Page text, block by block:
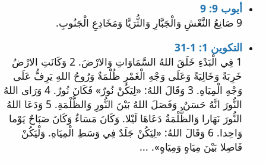
أيوب 9: 9
9 صَانِعُ النَّعْشِ وَالْجَبَّارِ وَالثُّرَيَّا وَمَخَادِعِ الْجَنُوبِ.
التكوين 1: 1-31
1 فِي الْبَدْءِ خَلَقَ اللهُ السَّمَاوَاتِ وَالارْضَ. 2 وَكَانَتِ الارْضُ
خَرِبَةً وَخَالِيَةً وَعَلَى وَجْهِ الْغَمْرِ ظُلْمَةٌ وَرُوحُ اللهِ يَرِفُّ عَلَى
وَجْهِ الْمِيَاهِ. 3 وَقَالَ اللهُ: «لِيَكُنْ نُورٌ» فَكَانَ نُورٌ. 4 وَرَاى اللهُ
النُّورَ انَّهُ حَسَنٌ. وَفَصَلَ اللهُ بَيْنَ النُّورِ وَالظُّلْمَةِ. 5 وَدَعَا اللهُ
النُّورَ نَهَارا وَالظُّلْمَةُ دَعَاهَا لَيْلا. وَكَانَ مَسَاءٌ وَكَانَ صَبَاحٌ يَوْما
وَاحِدا. 6 وَقَالَ اللهُ: «لِيَكُنْ جَلَدٌ فِي وَسَطِ الْمِيَاهِ. وَلْيَكُنْ
فَاصِلا بَيْنَ مِيَاهٍ وَمِيَاهٍ». ...